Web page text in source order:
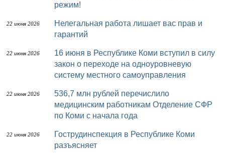
режим!
22 июня 2026
Нелегальная работа лишает вас прав и
гарантий
22 июня 2026
16 июня в Республике Коми вступил в силу
закон о переходе на одноуровневую
систему местного самоуправления
22 июня 2026
536,7 млн рублей перечислило
медицинским работникам Отделение СФР
по Коми с начала года
22 июня 2026
Гострудинспекция в Республике Коми
разъясняет